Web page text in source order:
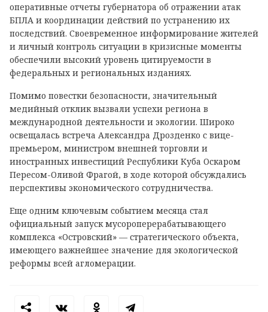
оперативные отчеты губернатора об отражении атак
БПЛА и координации действий по устранению их
последствий. Своевременное информирование жителей
и личный контроль ситуации в кризисные моменты
обеспечили высокий уровень цитируемости в
федеральных и региональных изданиях.
Помимо повестки безопасности, значительный
медийный отклик вызвали успехи региона в
международной деятельности и экологии. Широко
освещалась встреча Александра Дрозденко с вице-
премьером, министром внешней торговли и
иностранных инвестиций Республики Куба Оскаром
Пересом-Оливой Фрагой, в ходе которой обсуждались
перспективы экономического сотрудничества.
Еще одним ключевым событием месяца стал
официальный запуск мусороперерабатывающего
комплекса «Островский» — стратегического объекта,
имеющего важнейшее значение для экологической
реформы всей агломерации.